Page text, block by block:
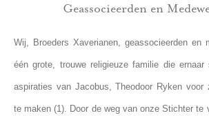
Geassocieerden en
Wij, Broeders Xaverianen, geassocieerden en
één grote, trouwe religieuze familie die
aspiraties van Jacobus, Theodoor Ryken voor
te maken (1). Door de weg van onze Stichter te